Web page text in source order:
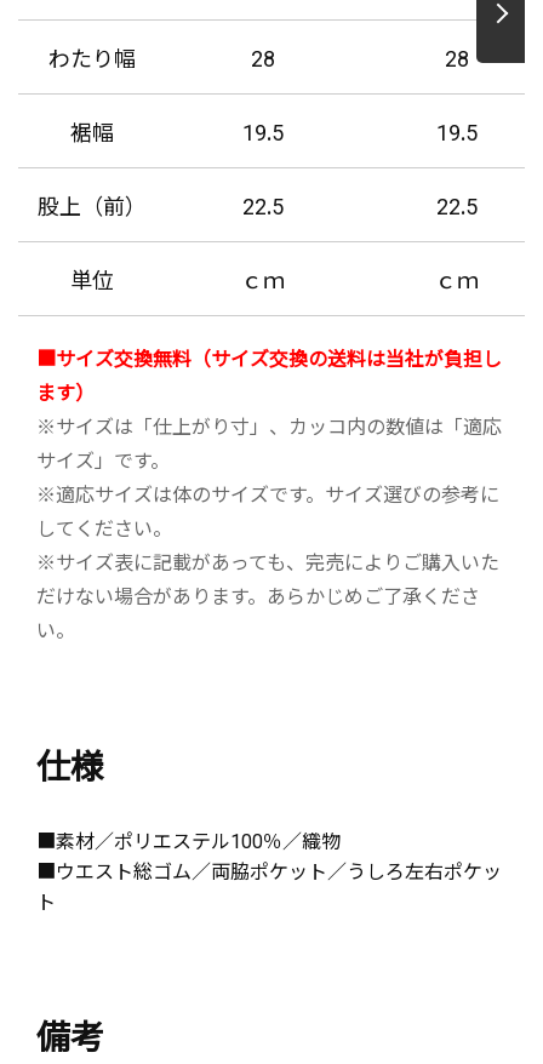
わたり幅 28 28
裾幅 19.5 19.5
股上（前） 22.5 22.5
単位 ｃｍ ｃｍ
■サイズ交換無料（サイズ交換の送料は当社が負担し
ます）
※サイズは「仕上がり寸」、カッコ内の数値は「適応
サイズ」です。
※適応サイズは体のサイズです。サイズ選びの参考に
してください。
※サイズ表に記載があっても、完売によりご購入いた
だけない場合があります。あらかじめご了承くださ
い。
仕様
■素材／ポリエステル100％／織物
■ウエスト総ゴム／両脇ポケット／うしろ左右ポケッ
ト
備考